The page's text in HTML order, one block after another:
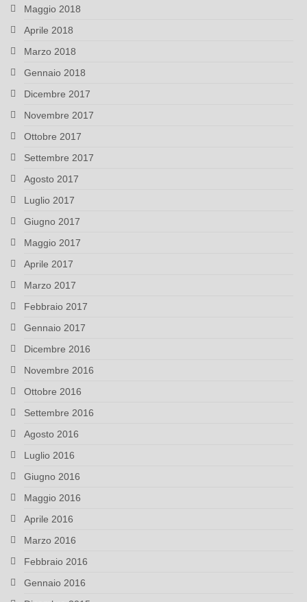
Maggio 2018
Aprile 2018
Marzo 2018
Gennaio 2018
Dicembre 2017
Novembre 2017
Ottobre 2017
Settembre 2017
Agosto 2017
Luglio 2017
Giugno 2017
Maggio 2017
Aprile 2017
Marzo 2017
Febbraio 2017
Gennaio 2017
Dicembre 2016
Novembre 2016
Ottobre 2016
Settembre 2016
Agosto 2016
Luglio 2016
Giugno 2016
Maggio 2016
Aprile 2016
Marzo 2016
Febbraio 2016
Gennaio 2016